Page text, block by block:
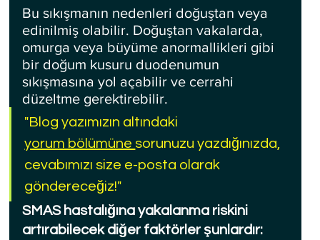
Bu sıkışmanın nedenleri doğuştan veya
edinilmiş olabilir. Doğuştan vakalarda,
omurga veya büyüme anormallikleri gibi
bir doğum kusuru duodenumun
sıkışmasına yol açabilir ve cerrahi
düzeltme gerektirebilir.
"Blog yazımızın altındaki
yorum bölümüne sorunuzu yazdığınızda,
cevabımızı size e-posta olarak
göndereceğiz!"
SMAS hastalığına yakalanma riskini
artırabilecek diğer faktörler şunlardır: